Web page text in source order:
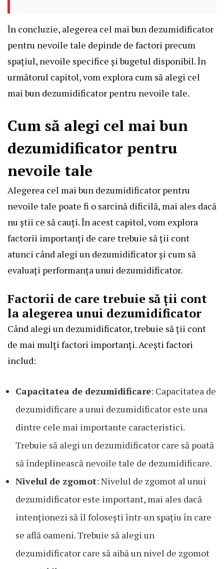
În concluzie, alegerea cel mai bun dezumidificator
pentru nevoile tale depinde de factori precum
spațiul, nevoile specifice și bugetul disponibil. În
următorul capitol, vom explora cum să alegi cel
mai bun dezumidificator pentru nevoile tale.
Cum să alegi cel mai bun
dezumidificator pentru
nevoile tale
Alegerea cel mai bun dezumidificator pentru
nevoile tale poate fi o sarcină dificilă, mai ales dacă
nu știi ce să cauți. În acest capitol, vom explora
factorii importanți de care trebuie să ții cont
atunci când alegi un dezumidificator și cum să
evaluați performanța unui dezumidificator.
Factorii de care trebuie să ții cont
la alegerea unui dezumidificator
Când alegi un dezumidificator, trebuie să ții cont
de mai mulți factori importanți. Acești factori
includ:
Capacitatea de dezumidificare: Capacitatea de
dezumidificare a unui dezumidificator este una
dintre cele mai importante caracteristici.
Trebuie să alegi un dezumidificator care să poată
să îndeplinească nevoile tale de dezumidificare.
Nivelul de zgomot: Nivelul de zgomot al unui
dezumidificator este important, mai ales dacă
intenționezi să îl folosești într-un spațiu în care
se află oameni. Trebuie să alegi un
dezumidificator care să aibă un nivel de zgomot